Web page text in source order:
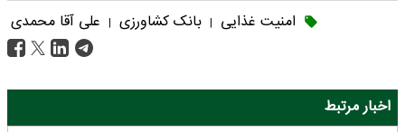
امنیت غذایی | بانک کشاورزی | علی آقا محمدی
اخبار مرتبط